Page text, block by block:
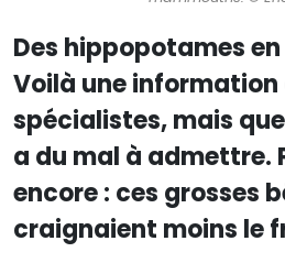
Des hippopotames
Voilà une information
spécialistes, mais
a du mal à admettre.
encore : ces grosses
craignaient moins le